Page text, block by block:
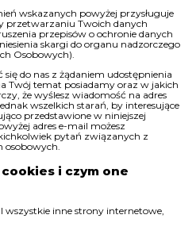
wskazanych powyżej przysługuje
przetwarzaniu Twoich danych
przepisów o ochronie danych
skargi do organu nadzorczego
Osobowych).
do nas z żądaniem udostępnienia
Twój temat posiadamy oraz w jakich
że wyślesz wiadomość na adres
wszelkich starań, by interesujące
przedstawione w niniejszej
adres e-mail możesz
pytań związanych z
osobowych.
cookies i czym one
wszystkie inne strony internetowe,